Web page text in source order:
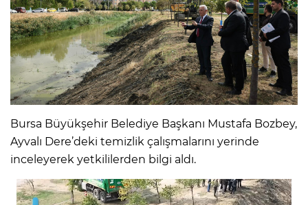
Bursa Büyükşehir Belediye Başkanı Mustafa Bozbey,
Ayvalı Dere’deki temizlik çalışmalarını yerinde
inceleyerek yetkililerden bilgi aldı.